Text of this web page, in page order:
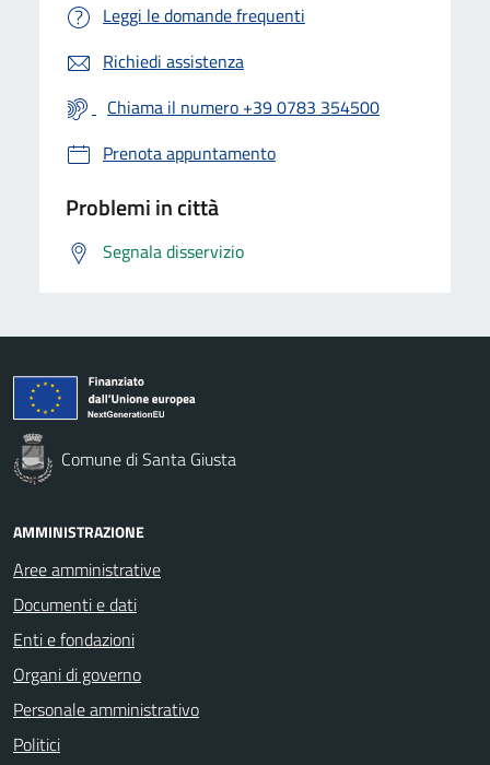
Leggi le domande frequenti
Richiedi assistenza
Chiama il numero +39 0783 354500
Prenota appuntamento
Problemi in città
Segnala disservizio
Comune di Santa Giusta
AMMINISTRAZIONE
Aree amministrative
Documenti e dati
Enti e fondazioni
Organi di governo
Personale amministrativo
Politici